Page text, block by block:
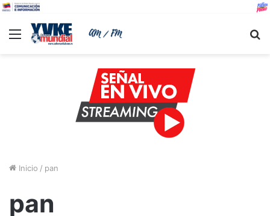
Menu
Inicio / pan
pan